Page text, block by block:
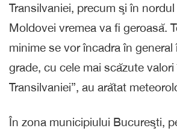
Transilvaniei, precum şi în
Moldovei vremea va fi geroasă.
minime se vor încadra în
grade, cu cele mai scăzute
Transilvaniei”, au arătat
În zona municipiului Bucureşti,